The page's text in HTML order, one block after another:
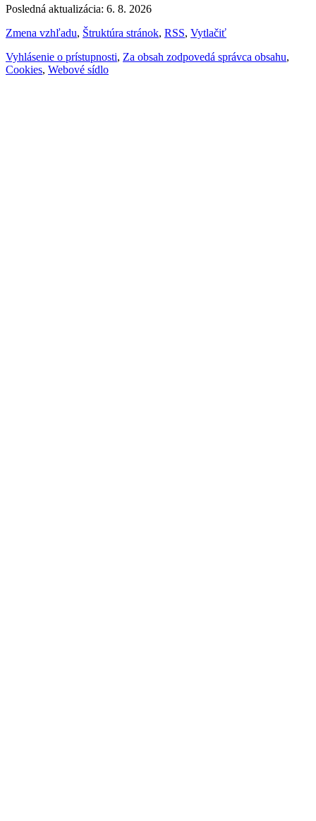
Posledná aktualizácia: 6. 8. 2026
Zmena vzhľadu, Štruktúra stránok, RSS, Vytlačiť
Vyhlásenie o prístupnosti, Za obsah zodpovedá správca obsahu,
Cookies, Webové sídlo